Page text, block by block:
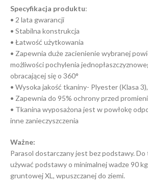
Specyfikacja produktu:
• 2 lata gwarancji
• Stabilna konstrukcja
• Łatwość użytkowania
• Zapewnia duże zacienienie wybranej
możliwości pochylenia
obracającej się o 360°
• Wysoka jakość tkaniny- Plyester (Klasa
• Zapewnia do 95% ochrony przed
• Tkanina wyposażona jest w powłokę
inne zanieczyszczenia
Ważne:
Parasol dostarczany jest bez podstawy. Do
używać podstawy o minimalnej wadze 90
gruntowej XL, wpuszczanej do ziemi.